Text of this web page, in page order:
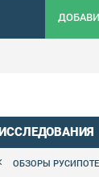
ИССЛЕДОВАНИЯ
ОБЗОРЫ